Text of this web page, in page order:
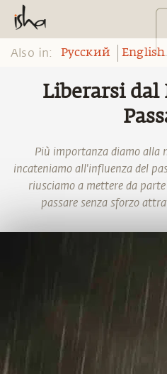
Also in: Pусский English
Liberarsi dal
Più importanza diamo alla
incateniamo all'influenza del
riusciamo a mettere da
passare senza sforzo